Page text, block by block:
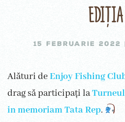
15 FEBRUARIE 2022
Alături deEnjoy Fishing
drag să participați la
in memoriam Tata Rep.